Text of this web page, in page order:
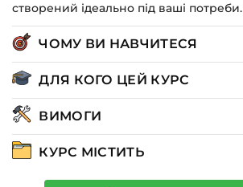
створений ідеально під ваші потреби.
ЧОМУ ВИ НАВЧИТЕСЯ
ДЛЯ КОГО ЦЕЙ КУРС
ВИМОГИ
КУРС МІСТИТЬ